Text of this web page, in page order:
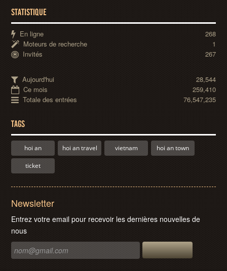
STATISTIQUE
En ligne
268
Moteurs de recherche
1
Invités
267
Aujourd'hui
28,544
Ce mois
259,410
Totale des entrées
76,547,235
TAGS
hoi an hoi an travel vietnam hoi an town
ticket
Newsletter
Entrez votre email pour recevoir les dernières nouvelles de
nous